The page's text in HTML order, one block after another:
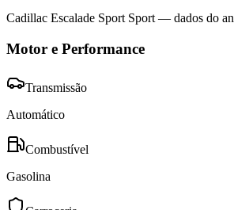
Cadillac Escalade Sport Sport — dados do
Motor e Performance
Transmissão
Automático
Combustível
Gasolina